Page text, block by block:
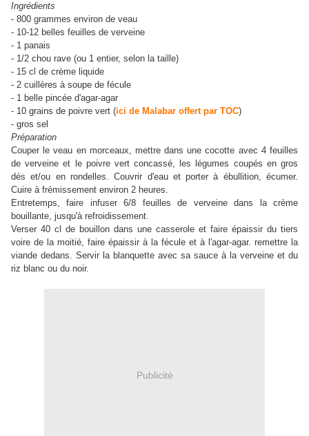
Ingrédients
- 800 grammes environ de veau
- 10-12 belles feuilles de verveine
- 1 panais
- 1/2 chou rave (ou 1 entier, selon la taille)
- 15 cl de crème liquide
- 2 cuillères à soupe de fécule
- 1 belle pincée d'agar-agar
- 10 grains de poivre vert (ici de Malabar offert par TOC)
- gros sel
Préparation
Couper le veau en morceaux, mettre dans une cocotte avec 4 feuilles
de verveine et le poivre vert concassé, les légumes coupés en gros
dés et/ou en rondelles. Couvrir d'eau et porter à ébullition, écumer.
Cuire à frémissement environ 2 heures.
Entretemps, faire infuser 6/8 feuilles de verveine dans la crème
bouillante, jusqu'à refroidissement.
Verser 40 cl de bouillon dans une casserole et faire épaissir du tiers
voire de la moitié, faire épaissir à la fécule et à l'agar-agar. remettre la
viande dedans. Servir la blanquette avec sa sauce à la verveine et du
riz blanc ou du noir.
Publicité